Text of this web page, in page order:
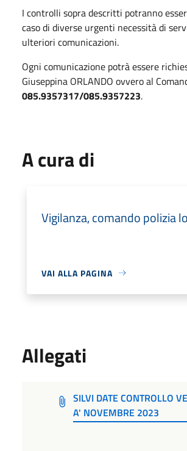
I controlli sopra descritti potranno
caso di diverse urgenti necessità di
ulteriori comunicazioni.
Ogni comunicazione potrà essere
Giuseppina ORLANDO ovvero al
085.9357317/085.9357223.
A cura di
Vigilanza, comando polizia
VAI ALLA PAGINA
Allegati
SILVI DATE CONTROLLO
A' NOVEMBRE 2023